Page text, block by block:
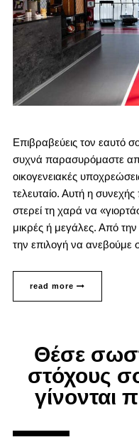
Επιβραβεύεις τον εαυτό
συχνά παρασυρόμαστε
οικογενειακές
τελευταίο. Αυτή η
στερεί τη χαρά να
μικρές ή μεγάλες. Από
την επιλογή να ανεβούμε
read more
Θέσε
στόχους
γίνονται